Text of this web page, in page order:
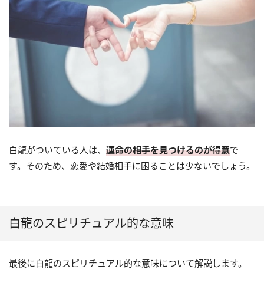
白龍がついている人は、 運命の相手を見つけるのが得意で
す。そのため、恋愛や結婚相手に困ることは少ないでしょう。
白龍のスピリチュアル的な意味
最後に白龍のスピリチュアル的な意味について解説します。